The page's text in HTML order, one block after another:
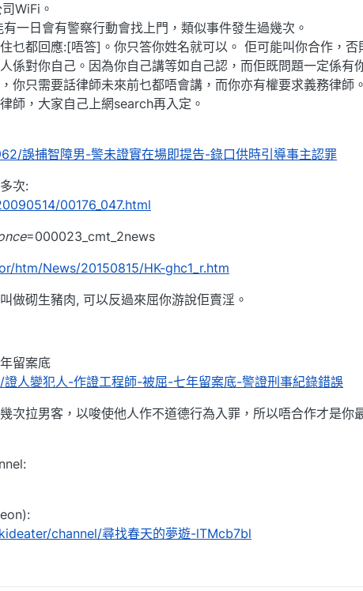
WiFi。
一日會有警察行動會找上門，類似事件發生過幾次。
乜都回應:[唔答]。你只答你姓名就可以。 佢可能叫你合作，
係對你自己。因為你自己講等如自己認，而佢既問題一定係有
你只需要話律師未來前乜都唔會講，而你亦有權要求義務律師。
師，大家自己上網search再入定。
誤捕智障男-警未證實在場即提告-錄口供時引導事主認罪
次:
00176_047.html
=000023_cmt_2news
htm/News/20150815/HK-ghc1_r.htm
做砌生豬肉, 可以反過來屈你游說佢賣淫。
留案底
人變犯人-作證工程師-被屈-七年留案底-警證刑事紀錄錯誤
次拉男客，以唆使他人作不道德行為入罪，所以唔合作才是你
channel/尋找春天的夢遊-lTMcb7bl